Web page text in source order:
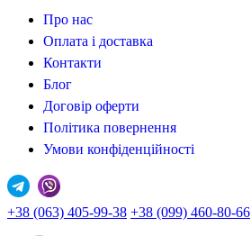
Про нас
Оплата і доставка
Контакти
Блог
Договір оферти
Політика повернення
Умови конфіденційності
+38 (063) 405-99-38 +38 (099) 460-80-66